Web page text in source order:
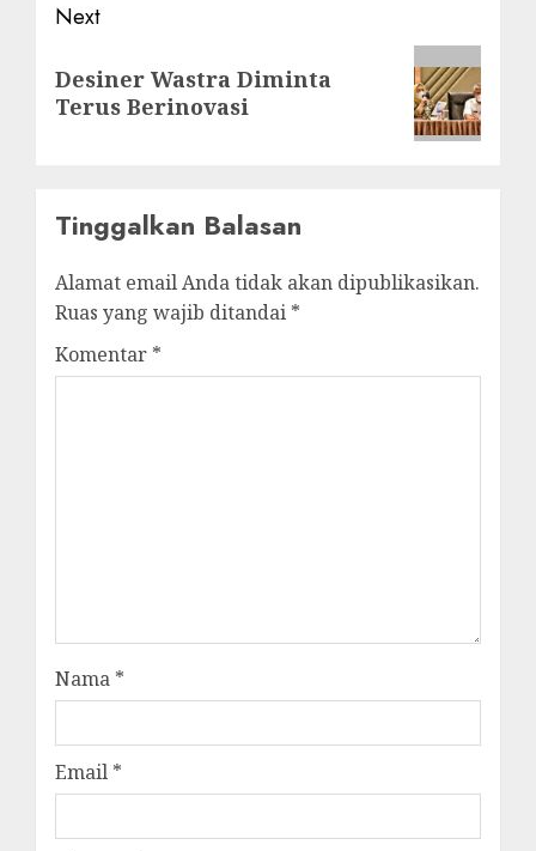
Next
post:
Desiner Wastra Diminta
Terus Berinovasi
Tinggalkan Balasan
Alamat email Anda tidak akan dipublikasikan.
Ruas yang wajib ditandai *
Komentar *
Nama *
Email *